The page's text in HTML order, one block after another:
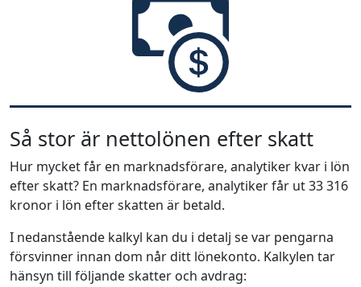
Så stor är nettolönen efter skatt
Hur mycket får en marknadsförare, analytiker kvar i lön
efter skatt? En marknadsförare, analytiker får ut 33 316
kronor i lön efter skatten är betald.
I nedanstående kalkyl kan du i detalj se var pengarna
försvinner innan dom når ditt lönekonto. Kalkylen tar
hänsyn till följande skatter och avdrag: